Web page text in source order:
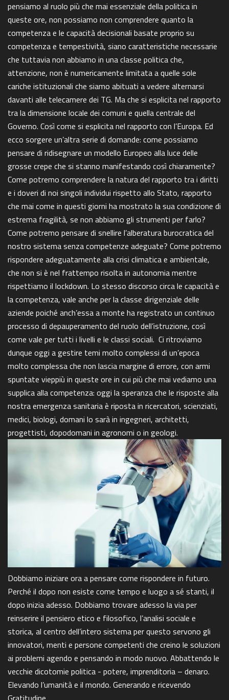
pensiamo al ruolo più che mai essenziale della politica in
queste ore, non possiamo non comprendere quanto la
competenza e le capacità decisionali basate proprio su
competenza e tempestività, siano caratteristiche necessarie
che tuttavia non abbiamo in una classe politica che,
attenzione, non è numericamente limitata a quelle sole
cariche istituzionali che siamo abituati a vedere alternarsi
davanti alle telecamere dei TG. Ma che si esplicita nel rapporto
tra la dimensione locale dei comuni e quella centrale del
Governo. Così come si esplicita nel rapporto con l’Europa. Ed
ecco sorgere un’altra serie di domande: come possiamo
pensare di ridisegnare un modello Europeo alla luce delle
grosse crepe che si stanno manifestando così chiaramente?
Come potremo comprendere la natura del rapporto tra i diritti
e i doveri di noi singoli individui rispetto allo Stato, rapporto
che mai come in questi giorni ha mostrato la sua condizione di
estrema fragilità, se non abbiamo gli strumenti per farlo?
Come potremo pensare di snellire l’alberatura burocratica del
nostro sistema senza competenze adeguate? Come potremo
rispondere adeguatamente alla crisi climatica e ambientale,
che non si è nel frattempo risolta in autonomia mentre
rispettiamo il lockdown. Lo stesso discorso circa le capacità e
la competenza, vale anche per la classe dirigenziale delle
aziende poiché anch’essa a monte ha registrato un continuo
processo di depauperamento del ruolo dell’istruzione, così
come vale per tutti i livelli e le classi sociali. Ci ritroviamo
dunque oggi a gestire temi molto complessi di un’epoca
molto complessa che non lascia margine di errore, con armi
spuntate vieppiù in queste ore in cui più che mai vediamo una
supplica alla competenza: oggi la speranza che le risposte alla
nostra emergenza sanitaria è riposta in ricercatori, scienziati,
medici, biologi, domani lo sarà in ingegneri, architetti,
progettisti, dopodomani in agronomi o in geologi.
Dobbiamo iniziare ora a pensare come rispondere in futuro.
Perché il dopo non esiste come tempo e luogo a sé stanti, il
dopo inizia adesso. Dobbiamo trovare adesso la via per
reinserire il pensiero etico e filosofico, l’analisi sociale e
storica, al centro dell’intero sistema per questo servono gli
innovatori, menti e persone competenti che creino le soluzioni
ai problemi agendo e pensando in modo nuovo. Abbattendo le
vecchie dicotomie politica - potere, imprenditoria – denaro.
Elevando l’umanità e il mondo. Generando e ricevendo